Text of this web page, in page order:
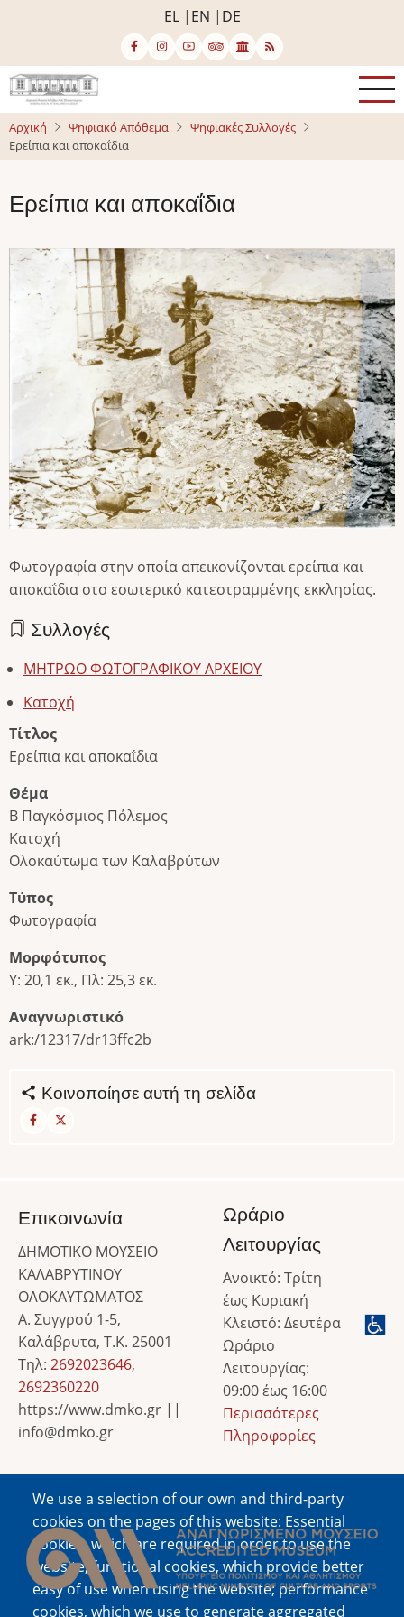
κυρίως
περιεχόμενο
EL EN DE
Αρχική Ψηφιακό Απόθεμα
Ψηφιακές Συλλογές
Ερείπια και αποκαΐδια
Ερείπια και αποκαΐδια
Image
Φωτογραφία στην οποία απεικονίζονται ερείπια και
αποκαΐδια στο εσωτερικό κατεστραμμένης εκκλησίας.
Συλλογές
ΜΗΤΡΩΟ ΦΩΤΟΓΡΑΦΙΚΟΥ ΑΡΧΕΙΟΥ
Κατοχή
Τίτλος
Ερείπια και αποκαΐδια
Θέμα
Β Παγκόσμιος Πόλεμος
Κατοχή
Ολοκαύτωμα των Καλαβρύτων
Τύπος
Φωτογραφία
Μορφότυπος
Υ: 20,1 εκ., Πλ: 25,3 εκ.
Αναγνωριστικό
ark:/12317/dr13ffc2b
Κοινοποίησε αυτή τη σελίδα
We use a selection of our own and third-party
cookies on the pages of this website: Essential
cookies, which are required in order to use the
website; functional cookies, which provide better
easy of use when using the website; performance
cookies, which we use to generate aggregated
Επικοινωνία
ΔΗΜΟΤΙΚΟ ΜΟΥΣΕΙΟ
ΚΑΛΑΒΡΥΤΙΝΟΥ
ΟΛΟΚΑΥΤΩΜΑΤΟΣ
Α. Συγγρού 1-5,
Καλάβρυτα, Τ.Κ. 25001
Τηλ: 2692023646,
2692360220
https://www.dmko.gr ||
info@dmko.gr
Ωράριο
Λειτουργίας
Ανοικτό: Τρίτη
έως Κυριακή
Κλειστό: Δευτέρα
Ωράριο
Λειτουργίας:
09:00 έως 16:00
Περισσότερες
Πληροφορίες
Image